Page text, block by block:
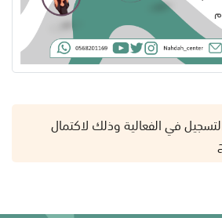
في الفعالية وذلك لاكتمال